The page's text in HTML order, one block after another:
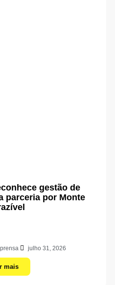
gestão de
parceria por Monte
julho 31, 2026
mais